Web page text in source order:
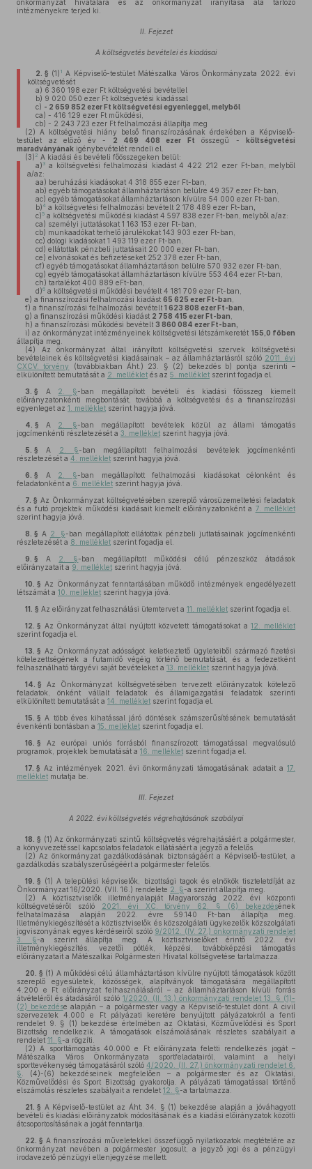
önkormányzat hivatalára és az önkormányzat irányítása alá tartozó
intézményekre terjed ki.
II. Fejezet
A költségvetés bevételei és kiadásai
2. § (1) 1 A Képviselő-testület Mátészalka Város Önkormányzata 2022. évi
költségvetését
a) 6 360 198 ezer Ft költségvetési bevétellel
b) 9 020 050 ezer Ft költségvetési kiadással
c) - 2 659 852 ezer Ft költségvetési egyenleggel, melyből
ca) - 416 129 ezer Ft működési,
cb) - 2 243 723 ezer Ft felhalmozási állapítja meg
(2) A költségvetési hiány belső finanszírozásának érdekében a Képviselő-
testület az előző év -
2 469 408 ezer Ft összegű - költségvetési
maradványának igénybevételét rendeli el.
(3) 2 A kiadási és bevételi főösszegeken belül:
a) 3a költségvetési felhalmozási kiadást 4 422 212 ezer Ft-ban,
melyből
a/az:
aa) beruházási kiadásokat 4 318 855 ezer Ft-ban,
ab) egyéb támogatásokat államháztartáson belülre 49 357 ezer Ft-ban,
ac) egyéb támogatásokat államháztartáson kívülre 54 000 ezer Ft-ban,
b)4a költségvetési felhalmozási bevételt 2 178 489 ezer Ft-ban
c)5a költségvetési működési kiadást 4 597 838 ezer Ft-ban, melyből a/az:
ca) személyi juttatásokat 1 163 153 ezer Ft-ban,
cb) munkaadókat terhelő járulékokat 143 903 ezer Ft-ban,
cc) dologi kiadásokat 1 493 119 ezer Ft-ban,
cd) ellátottak pénzbeli juttatásait 20 000 ezer Ft-ban,
ce) elvonásokat és befizetéseket 252 378 ezer Ft-ban,
cf) egyéb támogatásokat államháztartáson belülre 570 932 ezer Ft-ban,
cg) egyéb támogatásokat államháztartáson kívülre 553 464 ezer Ft-ban,
ch) tartalékot 400 889 eFt-ban,
d)6a költségvetési működési bevételt 4 181 709 ezer Ft-ban,
e) a finanszírozási felhalmozási kiadást 65 625 ezer Ft-ban
f) a finanszírozási felhalmozási bevételt 1 623 808 ezer Ft-ban
g) a finanszírozási működési kiadást 2 758 415 ezer Ft-ban
h) a finanszírozási működési bevételt 3 860 084 ezer Ft-ban,
i) az önkormányzat intézményeinek költségvetési létszámkeretét 155,0 főben
állapítja meg.
(4) Az önkormányzat által irányított költségvetési szervek költségvetési
bevételeinek és költségvetési kiadásainak – az államháztartásról szóló 2011. évi
CXCV. törvény
(továbbiakban Áht.) 23. § (2) bekezdés b) pontja szerinti –
elkülönített bemutatását a 2. melléklet és az 5. melléklet szerint fogadja el.
3. § A 2. §-ban megállapított bevételi és kiadási főösszeg kiemelt
előirányzatonkénti megbontását, továbbá a költségvetési és a finanszírozási
egyenleget az 1. melléklet szerint hagyja jóvá.
4. § A 2. §-ban megállapított bevételek közül az állami támogatás
jogcímenkénti részletezését a 3. melléklet szerint hagyja jóvá.
5. § A 2. §-ban megállapított felhalmozási bevételek jogcímenkénti
részletezését a 4. melléklet szerint hagyja jóvá.
6. § A 2. §-ban megállapított felhalmozási kiadásokat célonként és
feladatonként a 6. melléklet szerint hagyja jóvá.
7. § Az Önkormányzat költségvetésében szereplő városüzemeltetési feladatok
és a futó projektek működési kiadásait kiemelt előirányzatonként a 7. melléklet
szerint hagyja jóvá.
8. § A 2. §-ban megállapított ellátottak pénzbeli juttatásainak jogcímenkénti
részletezését a 8. melléklet szerint fogadja el.
9. § A 2. §-ban megállapított működési célú pénzeszköz átadások
előirányzatait a 9. melléklet szerint hagyja jóvá.
10. § Az Önkormányzat fenntartásában működő intézmények engedélyezett
létszámát a 10. melléklet szerint hagyja jóvá.
11. § Az előirányzat felhasználási ütemtervet a 11. melléklet szerint fogadja el.
12. § Az Önkormányzat által nyújtott közvetett támogatásokat a12. melléklet
szerint fogadja el.
13. § Az Önkormányzat adósságot keletkeztető ügyleteiből származó fizetési
kötelezettségének a futamidő végéig történő bemutatását, és a fedezetként
felhasználható tárgyévi saját bevételeket a 13. melléklet szerint hagyja jóvá.
14. § Az Önkormányzat költségvetésében tervezett előirányzatok kötelező
feladatok, önként vállalt feladatok és államigazgatási feladatok szerinti
elkülönített bemutatását a 14. melléklet szerint fogadja el.
15. § A több éves kihatással járó döntések számszerűsítésének bemutatását
évenkénti bontásban a 15. melléklet szerint fogadja el.
16. § Az európai uniós forrásból finanszírozott támogatással megvalósuló
programok, projektek bemutatását a 16. melléklet szerint fogadja el.
17. § Az intézmények 2021. évi önkormányzati támogatásának adatait a 17.
melléklet mutatja be.
III. Fejezet
A 2022. évi költségvetés végrehajtásának szabályai
18. § (1) Az önkormányzati szintű költségvetés végrehajtásáért a polgármester,
a könyvvezetéssel kapcsolatos feladatok ellátásáért a jegyző a felelős.
(2) Az önkormányzat gazdálkodásának biztonságáért a Képviselő-testület, a
gazdálkodás szabályszerűségéért a polgármester felelős.
19. § (1) A települési képviselők, bizottsági tagok és elnökök tiszteletdíját az
Önkormányzat 16/2020. (VII. 16.) rendelete 2. §-a szerint állapítja meg.
(2) A köztisztviselők illetményalapját Magyarország 2022. évi központi
költségvetéséről szóló
2021. évi XC. törvény 62. § (6) bekezdésének
felhatalmazása alapján 2022. évre 59.140 Ft-ban állapítja meg.
Illetménykiegészítését a köztisztviselők és közszolgálati ügykezelők közszolgálati
jogviszonyának egyes kérdéseiről szóló 9/2012. (IV. 27.) önkormányzati rendelet
3. §-a szerint állapítja meg. A köztisztviselőket érintő 2022. évi
illetménykiegészítés, vezetői pótlék, képzési, továbbképzési támogatás
előirányzatait a Mátészalkai Polgármesteri Hivatal költségvetése tartalmazza.
20. § (1) A működési célú államháztartáson kívülre nyújtott támogatások között
szereplő egyesületek, közösségek, alapítványok támogatására megállapított
4.200 e Ft előirányzat felhasználásáról – az államháztartáson kívüli forrás
átvételéről és átadásáról szóló 1/2020. (II. 13.) önkormányzati rendelet 13. § (1)-
(2) bekezdése alapján – a polgármester vagy a Képviselő-testület dönt. A civil
szervezetek 4.000 e Ft pályázati keretére benyújtott pályázatokról a fenti
rendelet 9. § (1) bekezdése értelmében az Oktatási, Közművelődési és Sport
Bizottság rendelkezik. A támogatások elszámolásának részletes szabályait a
rendelet 11. §-a rögzíti.
(2) A sporttámogatás 40.000 e Ft előirányzata feletti rendelkezés jogát –
Mátészalka Város Önkormányzata sportfeladatairól, valamint a helyi
sporttevékenység támogatásáról szóló4/2020. (II. 27.) önkormányzati rendelet 6.
§ . (4)-(6) bekezdéseinek megfelelően – a polgármester és az Oktatási,
Közművelődési és Sport Bizottság gyakorolja. A pályázati támogatással történő
elszámolás részletes szabályait a rendelet 12. §-a tartalmazza.
21. § A Képviselő-testület az Áht. 34. § (1) bekezdése alapján a jóváhagyott
bevételi és kiadási előirányzatok módosításának és a kiadási előirányzatok közötti
átcsoportosításának a jogát fenntartja.
22. § A finanszírozási műveletekkel összefüggő nyilatkozatok megtételére az
önkormányzat nevében a polgármester jogosult, a jegyző jogi és a pénzügyi
irodavezető pénzügyi ellenjegyzése mellett.